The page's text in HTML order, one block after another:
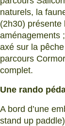
naturels, la
(2h30) présente
aménagements
axé sur la
parcours
complet.
Une rando
A bord d’une
stand up